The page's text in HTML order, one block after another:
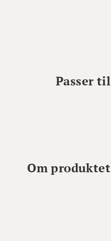
Passer til
Om produktet